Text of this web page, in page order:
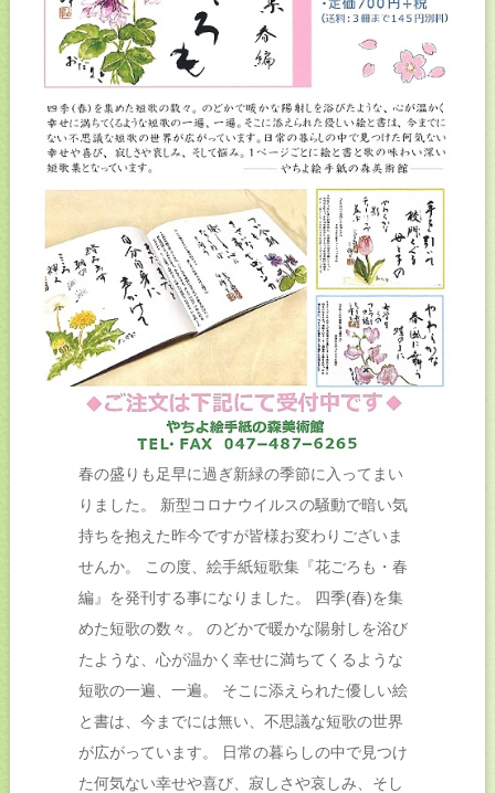
春の盛りも足早に過ぎ新緑の季節に入ってまい
りました。 新型コロナウイルスの騒動で暗い気
持ちを抱えた昨今ですが皆様お変わりございま
せんか。 この度、絵手紙短歌集『花ごろも・春
編』を発刊する事になりました。 四季(春)を集
めた短歌の数々。 のどかで暖かな陽射しを浴び
たような、心が温かく幸せに満ちてくるような
短歌の一遍、一遍。 そこに添えられた優しい絵
と書は、今までには無い、不思議な短歌の世界
が広がっています。 日常の暮らしの中で見つけ
た何気ない幸せや喜び、寂しさや哀しみ、そし